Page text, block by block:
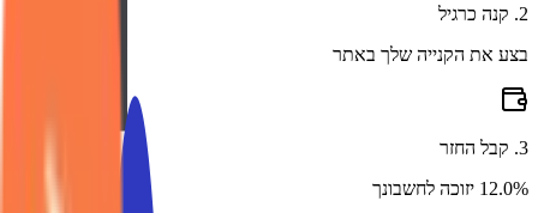
2
. קנה כרגיל
בצע את הקנייה שלך באתר
3
. קבל החזר
12.0% יזוכה לחשבונך